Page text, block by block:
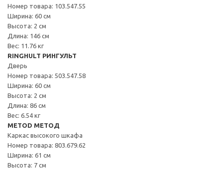
Номер товара: 103.547.55
Ширина: 60 см
Высота: 2 см
Длина: 146 см
Вес: 11.76 кг
RINGHULT РИНГУЛЬТ
Дверь
Номер товара: 503.547.58
Ширина: 60 см
Высота: 2 см
Длина: 86 см
Вес: 6.54 кг
METOD МЕТОД
Каркас высокого шкафа
Номер товара: 803.679.62
Ширина: 61 см
Высота: 7 см